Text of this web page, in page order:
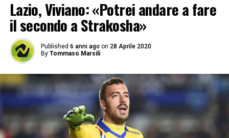
Lazio, Viviano: «Potrei andare a fare
il secondo a Strakosha»
Published 6 anni ago on 28 Aprile 2020
By Tommaso Marsili